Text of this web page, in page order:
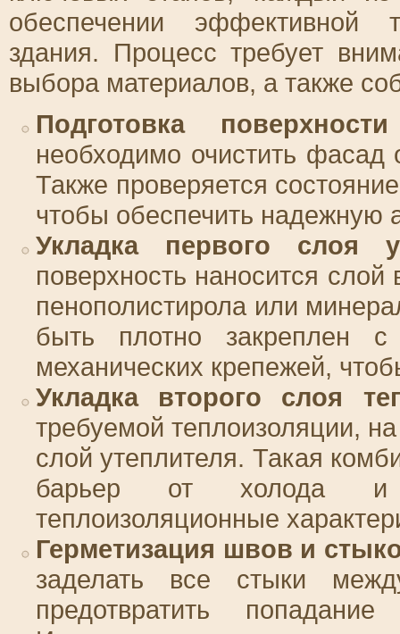
обеспечении эффективной
здания. Процесс требует
выбора материалов, а также
Подготовка
необходимо очистить фасад
Также проверяется
чтобы обеспечить надежную
Укладка первого слоя
поверхность наносится
пенополистирола или
быть плотно закреплен
механических крепежей,
Укладка второго слоя
требуемой теплоизоляции,
слой утеплителя. Такая
барьер от холода и
теплоизоляционные
Герметизация швов и
заделать все стыки
предотвратить